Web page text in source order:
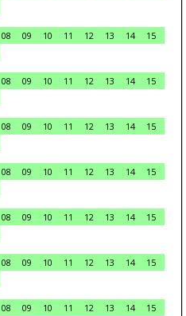
08 09 10 11 12 13 14
15
08 09 10 11 12 13 14
15
08 09 10 11 12 13 14
15
08 09 10 11 12 13 14
15
08 09 10 11 12 13 14
15
08 09 10 11 12 13 14
15
08 09 10 11 12 13 14
15